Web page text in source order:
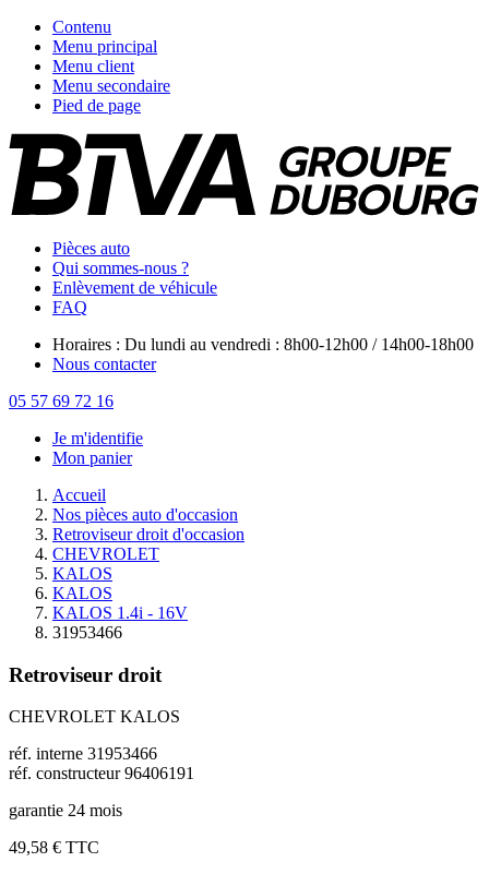
Contenu
Menu principal
Menu client
Menu secondaire
Pied de page
Pièces auto
Qui sommes-nous ?
Enlèvement de véhicule
FAQ
Horaires : Du lundi au vendredi : 8h00-12h00 / 14h00-18h00
Nous contacter
05 57 69 72 16
Je m'identifie
Mon panier
Accueil
Nos pièces auto d'occasion
Retroviseur droit d'occasion
CHEVROLET
KALOS
KALOS
KALOS 1.4i - 16V
31953466
Retroviseur droit
CHEVROLET KALOS
réf. interne 31953466
réf. constructeur 96406191
garantie 24 mois
49,58 € TTC